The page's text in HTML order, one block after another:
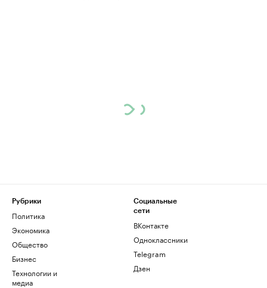
Рубрики
Политика
Экономика
Общество
Бизнес
Технологии и
медиа
Социальные
сети
ВКонтакте
Одноклассники
Telegram
Дзен